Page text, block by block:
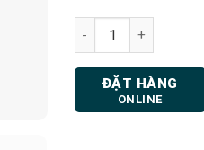
Máy hút chân
ĐẶT HÀNG
ONLINE